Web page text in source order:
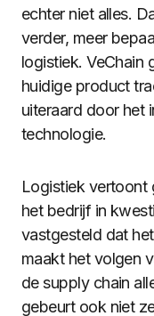
echter niet alles.
verder, meer
logistiek. VeChain
huidige product
uiteraard door het
technologie.
Logistiek vertoont
het bedrijf in
vastgesteld dat
maakt het volgen
de supply chain
gebeurt ook niet